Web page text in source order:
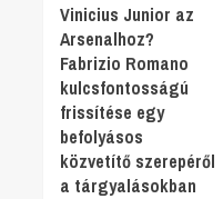
Vinicius Junior az
Arsenalhoz?
Fabrizio Romano
kulcsfontosságú
frissítése egy
befolyásos
közvetítő szerepéről
a tárgyalásokban